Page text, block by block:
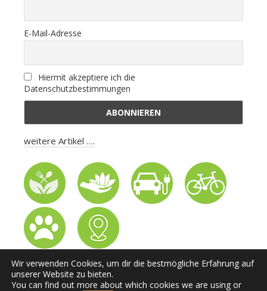
E-Mail-Adresse
Hiermit akzeptiere ich die
Datenschutzbestimmungen
weitere Artikel ….
Web vytvořila IPC Corporation s.r.o.
Wir verwenden Cookies, um dir die bestmögliche Erfahrung auf
unserer Website zu bieten.
You can find out more about which cookies we are using or